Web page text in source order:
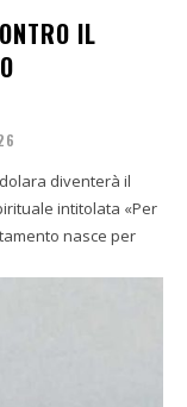
IL
diventerà il
intitolata «Per
nasce per